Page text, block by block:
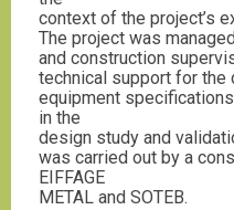
context of the project’s
The project was
and construction
technical support for the
equipment
in the
design study and
was carried out by a
EIFFAGE
METAL and SOTEB.